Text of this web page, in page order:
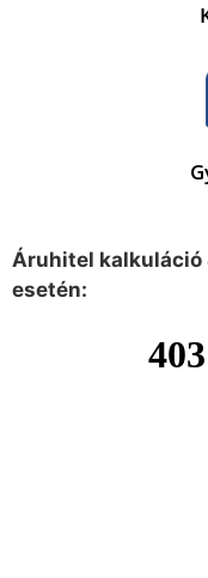
Áruhitel kalkuláció
esetén: